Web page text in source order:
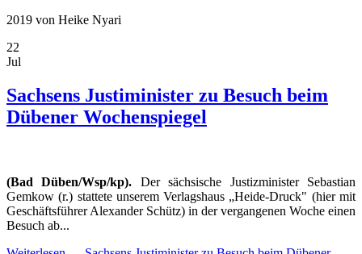
2019 von Heike Nyari
22
Jul
Sachsens Justiminister zu Besuch beim
Dübener Wochenspiegel
(Bad Düben/Wsp/kp). Der sächsische Justizminister Sebastian
Gemkow (r.) stattete unserem Verlagshaus „Heide-Druck" (hier mit
Geschäftsführer Alexander Schütz) in der vergangenen Woche einen
Besuch ab...